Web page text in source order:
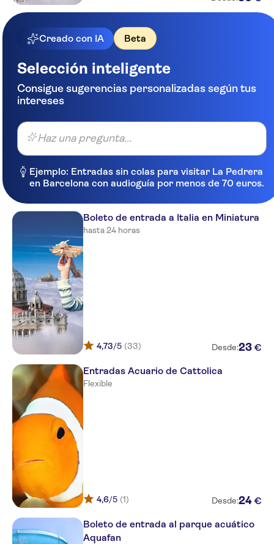
Creado con IA Beta
Selección inteligente
Consigue sugerencias personalizadas según tus
intereses
Haz una pregunta...
Ejemplo: Entradas sin colas para visitar La Pedrera
en Barcelona con audioguía por menos de 70 euros.
Boleto de entrada a Italia en Miniatura
hasta 24 horas
4,73/5 (33) Desde:23 €
Entradas Acuario de Cattolica
Flexible
4,6/5 (1) Desde:24 €
Boleto de entrada al parque acuático
Aquafan